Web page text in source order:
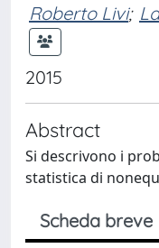
Roberto Livi;
2015
Abstract
Si descrivono i
statistica di
Scheda breve